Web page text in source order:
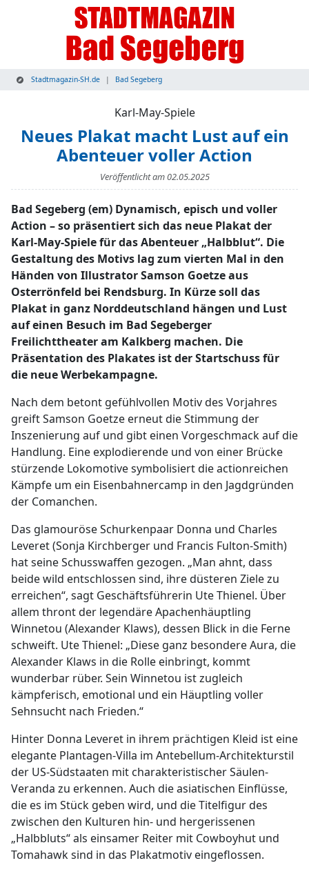
Stadtmagazin-SH.de Bad Segeberg
Karl-May-Spiele
Neues Plakat macht Lust auf ein
Abenteuer voller Action
Veröffentlicht am02.05.2025
Bad Segeberg (em) Dynamisch, episch und voller
Action – so präsentiert sich das neue Plakat der
Karl-May-Spiele für das Abenteuer „Halbblut“. Die
Gestaltung des Motivs lag zum vierten Mal in den
Händen von Illustrator Samson Goetze aus
Osterrönfeld bei Rendsburg. In Kürze soll das
Plakat in ganz Norddeutschland hängen und Lust
auf einen Besuch im Bad Segeberger
Freilichttheater am Kalkberg machen. Die
Präsentation des Plakates ist der Startschuss für
die neue Werbekampagne.
Nach dem betont gefühlvollen Motiv des Vorjahres
greift Samson Goetze erneut die Stimmung der
Inszenierung auf und gibt einen Vorgeschmack auf die
Handlung. Eine explodierende und von einer Brücke
stürzende Lokomotive symbolisiert die actionreichen
Kämpfe um ein Eisenbahnercamp in den Jagdgründen
der Comanchen.
Das glamouröse Schurkenpaar Donna und Charles
Leveret (Sonja Kirchberger und Francis Fulton-Smith)
hat seine Schusswaffen gezogen. „Man ahnt, dass
beide wild entschlossen sind, ihre düsteren Ziele zu
erreichen“, sagt Geschäftsführerin Ute Thienel. Über
allem thront der legendäre Apachenhäuptling
Winnetou (Alexander Klaws), dessen Blick in die Ferne
schweift. Ute Thienel: „Diese ganz besondere Aura, die
Alexander Klaws in die Rolle einbringt, kommt
wunderbar rüber. Sein Winnetou ist zugleich
kämpferisch, emotional und ein Häuptling voller
Sehnsucht nach Frieden.“
Hinter Donna Leveret in ihrem prächtigen Kleid ist eine
elegante Plantagen-Villa im Antebellum-Architekturstil
der US-Südstaaten mit charakteristischer Säulen-
Veranda zu erkennen. Auch die asiatischen Einflüsse,
die es im Stück geben wird, und die Titelfigur des
zwischen den Kulturen hin- und hergerissenen
„Halbbluts“ als einsamer Reiter mit Cowboyhut und
Tomahawk sind in das Plakatmotiv eingeflossen.